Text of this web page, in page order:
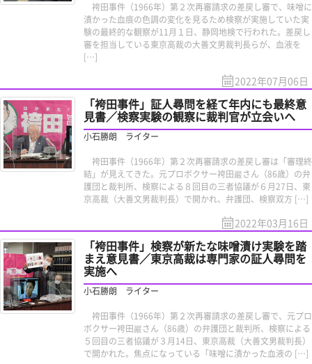
袴田事件（1966年）第２次再審請求の差戻し審で、味噌に
漬かった血痕の色調の変化を見るため検察が実施していた実
験の最終的な観察が11月１日、静岡地検で行われた。差戻し
審を担当している東京高裁の大善文男裁判長らが、血液を
[…]
2022年07月06日
「袴田事件」証人尋問を経て年内にも最終意
見書／検察実験の観察に裁判官が立会いへ
小石勝朗 ライター
袴田事件（1966年）第２次再審請求の差戻し審は「審理終
結」が見えてきた。元プロボクサー袴田巖さん（86歳）の弁
護団と裁判所、検察による８回目の三者協議が６月27日、東
京高裁（大善文男裁判長）で開かれ、弁護団、検察双方 […]
2022年03月16日
「袴田事件」検察が新たな味噌漬け実験を踏
まえ意見書／東京高裁は専門家の証人尋問を
実施へ
小石勝朗 ライター
袴田事件（1966年）第２次再審請求の差戻し審で、元プロ
ボクサー袴田巖さん（86歳）の弁護団と裁判所、検察による
５回目の三者協議が３月14日、東京高裁（大善文男裁判長）
で開かれた。焦点になっている「味噌に漬かった血液の […]